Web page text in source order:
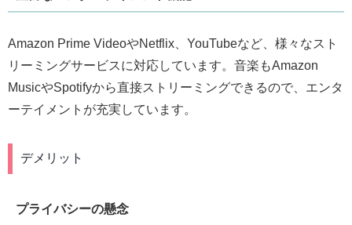
Amazon Prime VideoやNetflix、YouTubeなど、様々なスト
リーミングサービスに対応しています。音楽もAmazon
MusicやSpotifyから直接ストリーミングできるので、エンタ
ーテイメントが充実しています。
デメリット
プライバシーの懸念